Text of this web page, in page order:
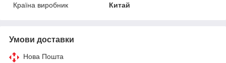
Країна виробник
Китай
Умови доставки
Нова Пошта